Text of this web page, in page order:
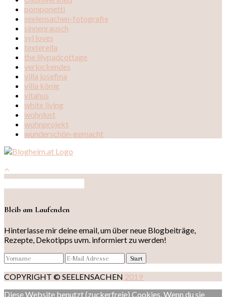
pomponetti
seelensachen-fotografie
sinnenrausch
syl loves
texterella
the lilypadcottage
verlockendes
villa josefina
villa könig
vitahus
white living
wohnlust
wohnprojekt
wunderschön-gemacht
Bleib am Laufenden
Hinterlasse mir deine email, um über neue Blogbeiträge,
Rezepte, Dekotipps uvm. informiert zu werden!
COPYRIGHT © SEELENSACHEN 2019
Diese Website benutzt (zuckerfreie) Cookies. Wenn du sie